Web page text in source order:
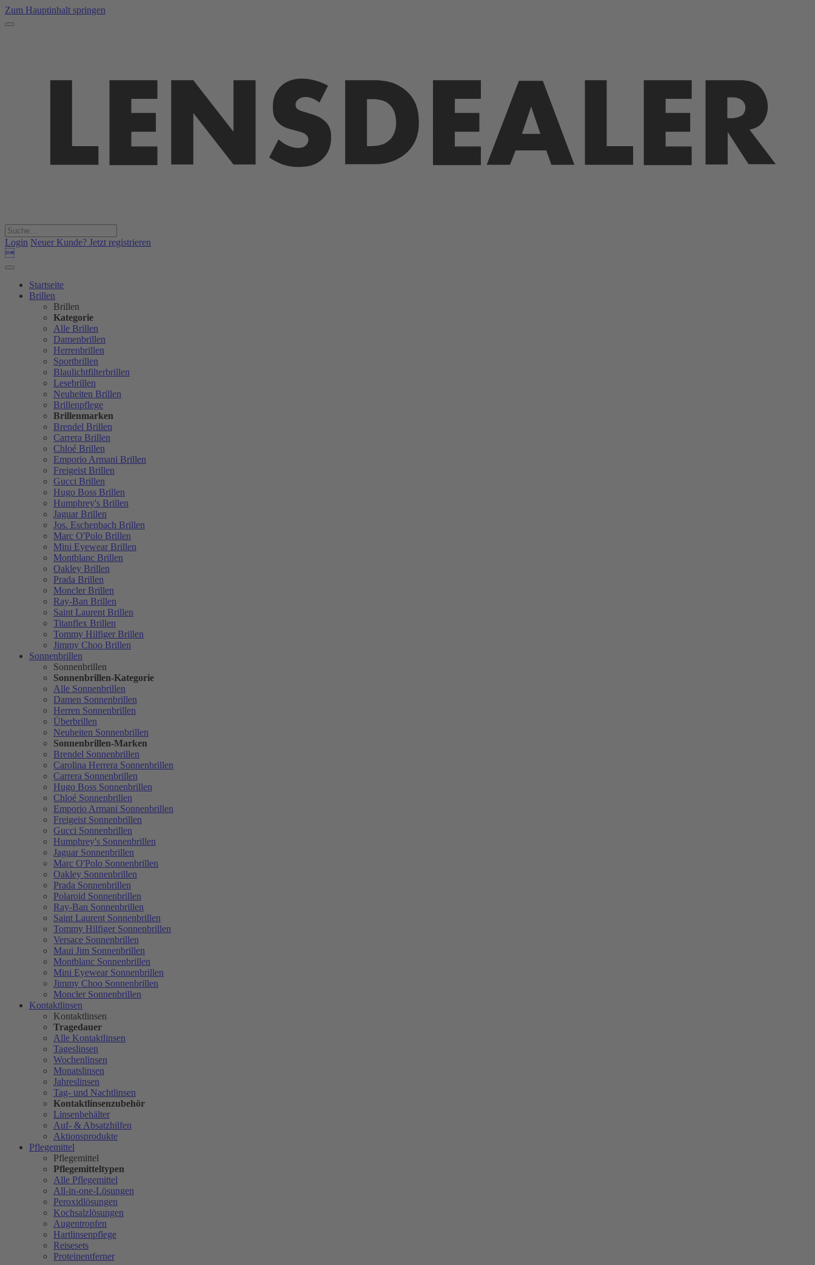
Zum Hauptinhalt springen
Login Neuer Kunde? Jetzt registrieren

Startseite
Brillen
Brillen
Kategorie
Alle Brillen
Damenbrillen
Herrenbrillen
Sportbrillen
Blaulichtfilterbrillen
Lesebrillen
Neuheiten Brillen
Brillenpflege
Brillenmarken
Brendel Brillen
Carrera Brillen
Chloé Brillen
Emporio Armani Brillen
Freigeist Brillen
Gucci Brillen
Hugo Boss Brillen
Humphrey's Brillen
Jaguar Brillen
Jos. Eschenbach Brillen
Marc O'Polo Brillen
Mini Eyewear Brillen
Montblanc Brillen
Oakley Brillen
Prada Brillen
Moncler Brillen
Ray-Ban Brillen
Saint Laurent Brillen
Titanflex Brillen
Tommy Hilfiger Brillen
Jimmy Choo Brillen
Sonnenbrillen
Sonnenbrillen
Sonnenbrillen-Kategorie
Alle Sonnenbrillen
Damen Sonnenbrillen
Herren Sonnenbrillen
Überbrillen
Neuheiten Sonnenbrillen
Sonnenbrillen-Marken
Brendel Sonnenbrillen
Carolina Herrera Sonnenbrillen
Carrera Sonnenbrillen
Hugo Boss Sonnenbrillen
Chloé Sonnenbrillen
Emporio Armani Sonnenbrillen
Freigeist Sonnenbrillen
Gucci Sonnenbrillen
Humphrey's Sonnenbrillen
Jaguar Sonnenbrillen
Marc O'Polo Sonnenbrillen
Oakley Sonnenbrillen
Prada Sonnenbrillen
Polaroid Sonnenbrillen
Ray-Ban Sonnenbrillen
Saint Laurent Sonnenbrillen
Tommy Hilfiger Sonnenbrillen
Versace Sonnenbrillen
Maui Jim Sonnenbrillen
Montblanc Sonnenbrillen
Mini Eyewear Sonnenbrillen
Jimmy Choo Sonnenbrillen
Moncler Sonnenbrillen
Kontaktlinsen
Kontaktlinsen
Tragedauer
Alle Kontaktlinsen
Tageslinsen
Wochenlinsen
Monatslinsen
Jahreslinsen
Tag- und Nachtlinsen
Kontaktlinsenzubehör
Linsenbehälter
Auf- & Absatzhilfen
Aktionsprodukte
Pflegemittel
Pflegemittel
Pflegemitteltypen
Alle Pflegemittel
All-in-one-Lösungen
Peroxidlösungen
Kochsalzlösungen
Augentropfen
Hartlinsenpflege
Reisesets
Proteinentferner